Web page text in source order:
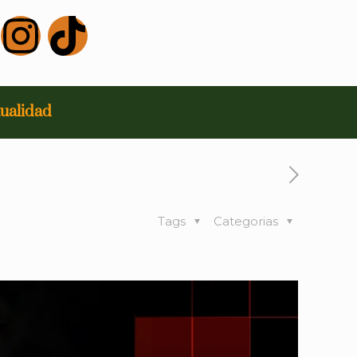
Categorias
Tags